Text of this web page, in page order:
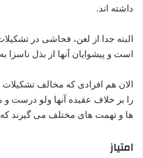
داشته اند.
البته جدا از لعن، فحاشی در
است و پیشوایان آنها از بذل ناسزا
الان هم افرادی که مخالف
را بر خلاف عقیده آنها ولو درست
ها و تهمت های مختلف می گیرند
امتیاز